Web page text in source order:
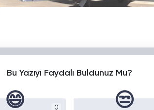
Bu Yazıyı Faydalı Buldunuz Mu?
0
😄 😒